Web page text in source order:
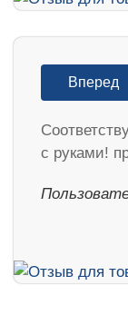
Вперед
с руками!